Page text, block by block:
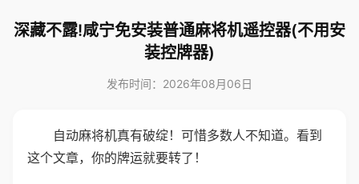
深藏不露!咸宁免安装普通麻将机遥控器(不用安
装控牌器)
发布时间：2026年08月06日
自动麻将机真有破绽！可惜多数人不知道。看到
这个文章，你的牌运就要转了！